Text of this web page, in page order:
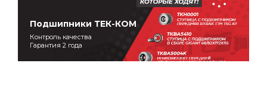
Подшипники ТЕК-КОМ
Контроль качества
Гарантия 2 года